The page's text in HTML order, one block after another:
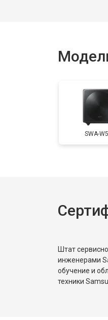
SWA-
Штат
инженерами
обучение и
техники